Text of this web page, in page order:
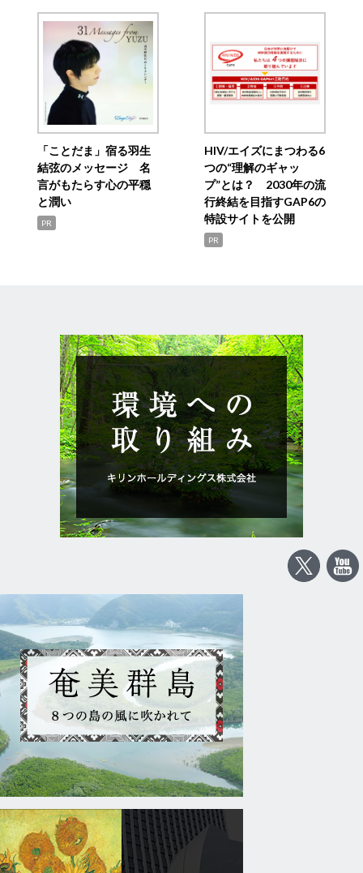
「ことだま」宿る羽生
結弦のメッセージ 名
言がもたらす心の平穏
と潤い
PR
HIV/エイズにまつわる6
つの“理解のギャッ
プ”とは？ 2030年の流
行終結を目指すGAP6の
特設サイトを公開
PR